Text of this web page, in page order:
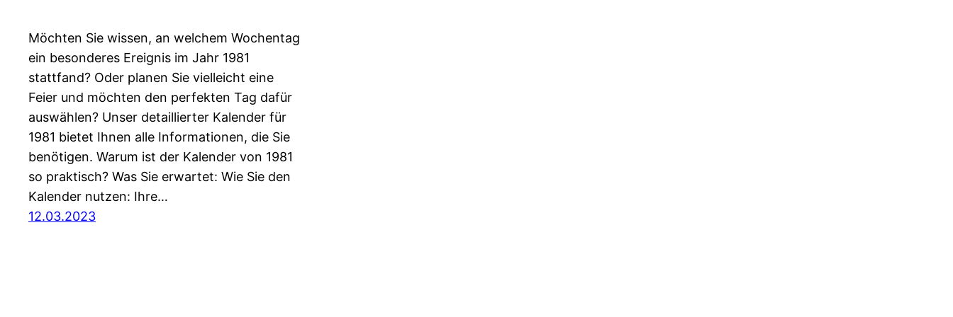
Möchten Sie wissen, an welchem Wochentag
ein besonderes Ereignis im Jahr 1981
stattfand? Oder planen Sie vielleicht eine
Feier und möchten den perfekten Tag dafür
auswählen? Unser detaillierter Kalender für
1981 bietet Ihnen alle Informationen, die Sie
benötigen. Warum ist der Kalender von 1981
so praktisch? Was Sie erwartet: Wie Sie den
Kalender nutzen: Ihre…
12.03.2023